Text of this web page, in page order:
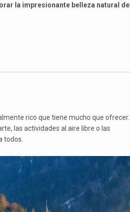
la impresionante belleza natural del
rico que tiene mucho que ofrecer.
las actividades al aire libre o las
todos.